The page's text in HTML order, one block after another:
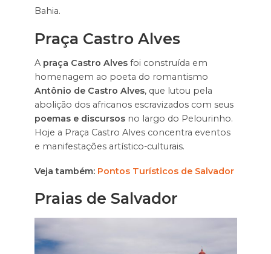
Bahia.
Praça Castro Alves
A praça Castro Alvesfoi construída em
homenagem ao poeta do romantismo
Antônio de Castro Alves, que lutou pela
abolição dos africanos escravizados com seus
poemas e discursosno largo do Pelourinho.
Hoje a Praça Castro Alves concentra eventos
e manifestações artístico-culturais.
Veja também:Pontos Turísticos de Salvador
Praias de Salvador